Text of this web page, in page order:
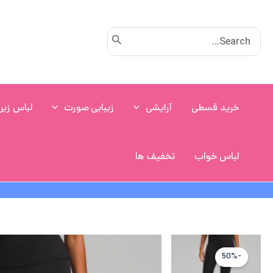
Search
for:
خرید قسطی آرایشی زیبایی صورت لباس زیر
لباس خواب تخفیف ها
-50%